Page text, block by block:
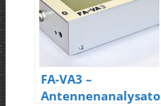
FA-VA3 –
Antennenanalysato